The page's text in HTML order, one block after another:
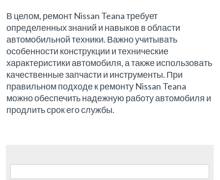
В целом, ремонт Nissan Teana требует
определенных знаний и навыков в области
автомобильной техники. Важно учитывать
особенности конструкции и технические
характеристики автомобиля, а также использовать
качественные запчасти и инструменты. При
правильном подходе к ремонту Nissan Teana
можно обеспечить надежную работу автомобиля и
продлить срок его службы.
Найти: